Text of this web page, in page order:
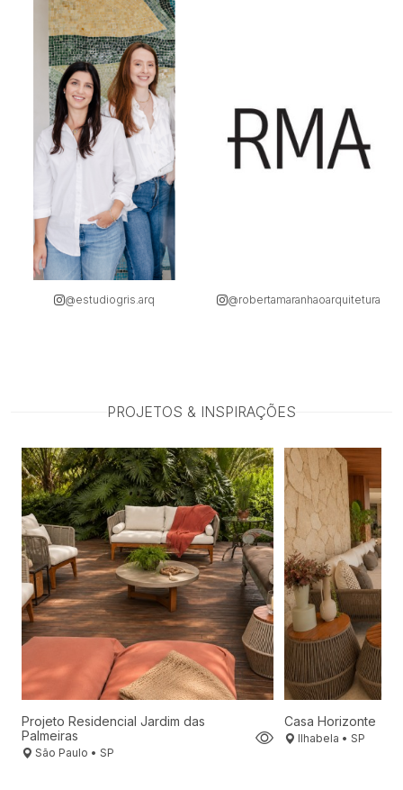
@robertamaranhaoarquitetura
PROJETOS & INSPIRAÇÕES
Projeto Residencial Jardim das
Palmeiras
São Paulo • SP
Casa Horizonte
Ilhabela • SP